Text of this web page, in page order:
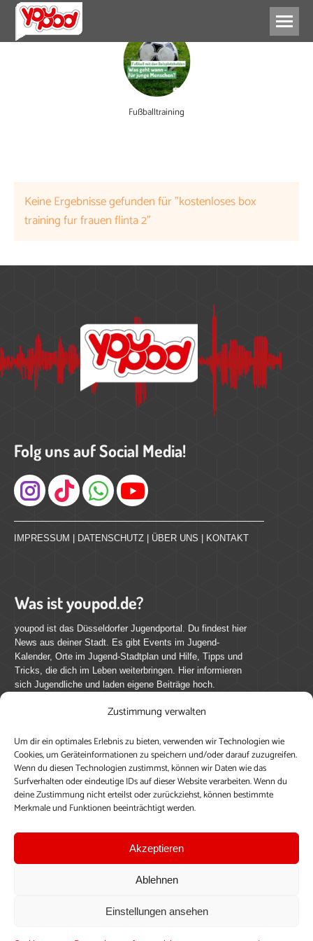
Zustimmung verwalten
Um dir ein optimales Erlebnis zu bieten, verwenden wir Technologien wie
Cookies, um Geräteinformationen zu speichern und/oder darauf zuzugreifen.
Wenn du diesen Technologien zustimmst, können wir Daten wie das
Surfverhalten oder eindeutige IDs auf dieser Website verarbeiten. Wenn du
deine Zustimmung nicht erteilst oder zurückziehst, können bestimmte
Merkmale und Funktionen beeinträchtigt werden.
Akzeptieren
Ablehnen
Einstellungen ansehen
Fußballtraining
Keine Ergebnisse gefunden für "kostenloses box
training fur frauen flinta 2"
Folg uns auf Social Media!
Instagram
IMPRESSUM DATENSCHUTZ ÜBER UNS KONTAKT
Was ist youpod.de?
youpod ist das Düsseldorfer Jugendportal. Du findest hier
News aus deiner Stadt. Es gibt Events im Jugend-
Kalender, Orte im Jugend-Stadtplan und Hilfe, Tipps und
Tricks, die dich im Leben weiterbringen. Hier informieren
sich Jugendliche und laden eigene Beiträge hoch.
Mach mit bei youpod.de!
youpod.de lebt von Menschen wie dir. Sammel
journalistische Erfahrung, teile deine Perspektive und
veröffentliche deine Beiträge auf youpod.de.Du musst
dich anmelden, um alle Funktionen nutzen zu können, ein
Profil anzulegen, eigene Beiträge hochzuladen und zu
Einloggen